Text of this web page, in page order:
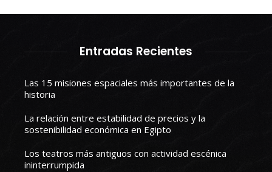
Entradas Recientes
Las 15 misiones espaciales más importantes de la
historia
La relación entre estabilidad de precios y la
sostenibilidad económica en Egipto
Los teatros más antiguos con actividad escénica
ininterrumpida